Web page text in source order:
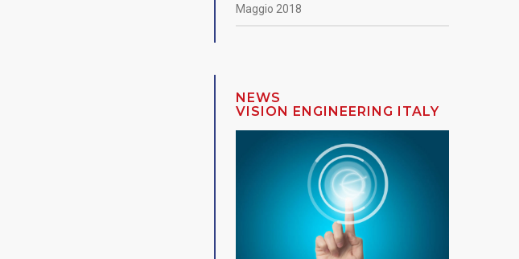
Maggio 2018
NEWS
VISION ENGINEERING ITALY